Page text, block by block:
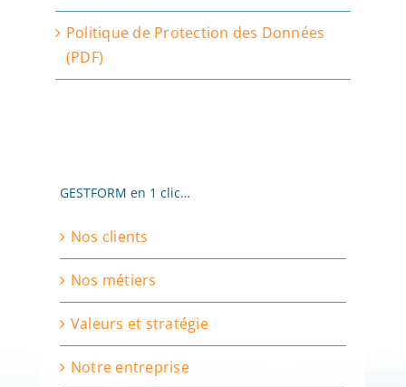
Politique de Protection des Données
(PDF)
GESTFORM en 1 clic…
Nos clients
Nos métiers
Valeurs et stratégie
Notre entreprise